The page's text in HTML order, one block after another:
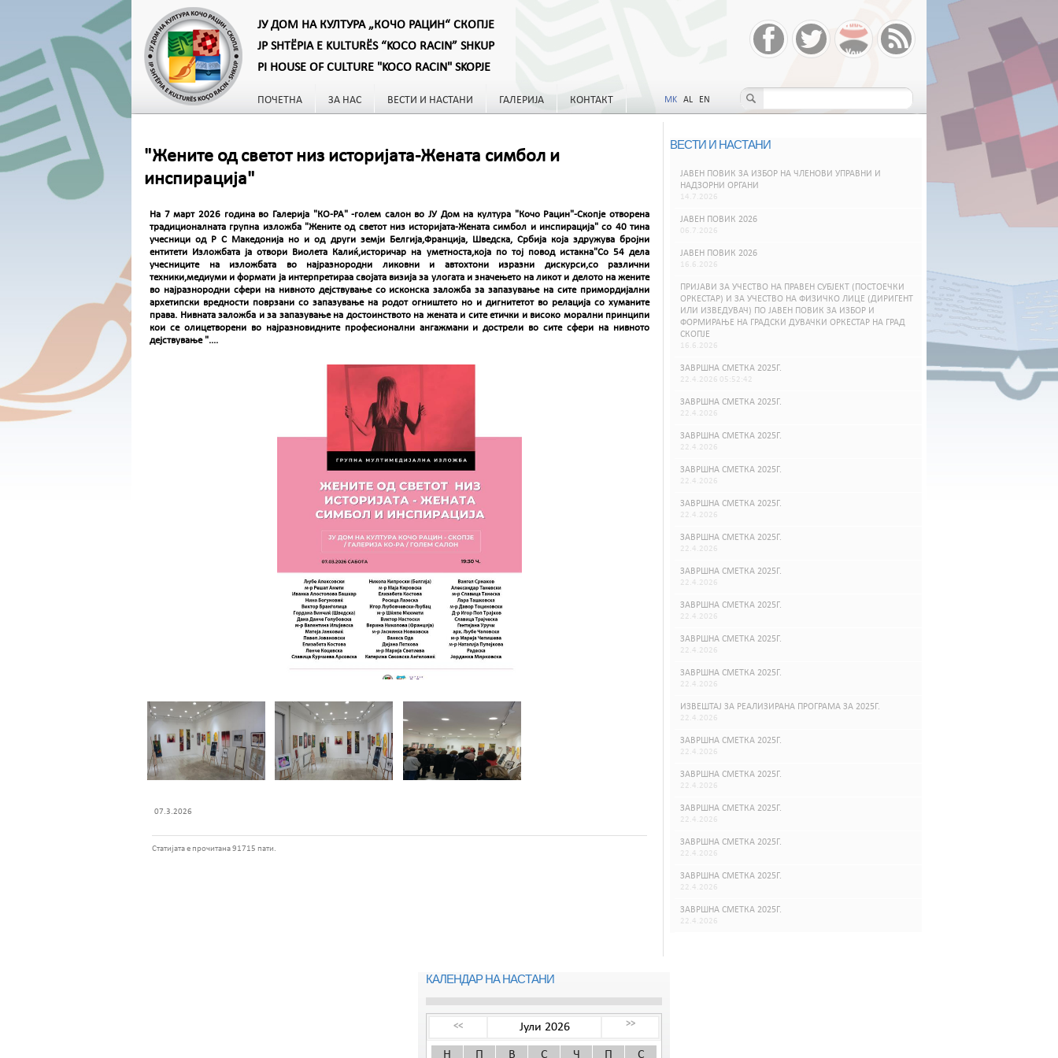
ЈУ ДОМ НА КУЛТУРА „КОЧО РАЦИН“ СКОПЈЕ
JP SHTËPIA E KULTURËS “KOCO RACIN” SHKUP
PI HOUSE OF CULTURE "KOCO RACIN" SKOPJE
ПОЧЕТНА ЗА НАС ВЕСТИ И НАСТАНИ ГАЛЕРИЈА КОНТАКТ MK AL EN
"Жените од светот низ историјата-Жената симбол и
инспирација"
На 7 март 2026 година во Галерија "КО-РА" -голем салон во ЈУ Дом на култура "Кочо Рацин"-Скопје отворена
традиционалната групна изложба "Жените од светот низ историјата-Жената симбол и инспирација" со 40 тина
учесници од Р С Македонија но и од други земји Белгија,Франција, Шведска, Србија која здружува бројни
ентитети Изложбата ја отвори Виолета Калиќ,историчар на уметноста,која по тој повод истакна"Со 54 дела
учесниците на изложбата во најразнородни ликовни и автохтони изразни дискурси,со различни
техники,медиуми и формати ја интерпретираа својата визија за улогата и значењето на ликот и делото на жените
во најразнородни сфери на нивното дејствување со исконска заложба за запазување на сите примордијални
архетипски вредности поврзани со запазување на родот огништето но и дигнитетот во релација со хуманите
права. Нивната заложба и за запазување на достоинството на жената и сите етички и високо морални принципи
кои се олицетворени во најразновидните професионални ангажмани и дострели во сите сфери на нивното
дејствување "....
07.3.2026
Статијата е прочитана 91715 пати.
ВЕСТИ И НАСТАНИ
ЈАВЕН ПОВИК ЗА ИЗБОР НА ЧЛЕНОВИ УПРАВНИ И
НАДЗОРНИ ОРГАНИ
14.7.2026
ЈАВЕН ПОВИК 2026
06.7.2026
ЈАВЕН ПОВИК 2026
16.6.2026
ПРИЈАВИ ЗА УЧЕСТВО НА ПРАВЕН СУБЈЕКТ (ПОСТОЕЧКИ
ОРКЕСТАР) И ЗА УЧЕСТВО НА ФИЗИЧКО ЛИЦЕ (ДИРИГЕНТ
ИЛИ ИЗВЕДУВАЧ) ПО ЈАВЕН ПОВИК ЗА ИЗБОР И
ФОРМИРАЊЕ НА ГРАДСКИ ДУВАЧКИ ОРКЕСТАР НА ГРАД
СКОПЈЕ
16.6.2026
ЗАВРШНА СМЕТКА 2025Г.
22.4.2026 05:52:42
ЗАВРШНА СМЕТКА 2025Г.
22.4.2026
ЗАВРШНА СМЕТКА 2025Г.
22.4.2026
ЗАВРШНА СМЕТКА 2025Г.
22.4.2026
ЗАВРШНА СМЕТКА 2025Г.
22.4.2026
ЗАВРШНА СМЕТКА 2025Г.
22.4.2026
ЗАВРШНА СМЕТКА 2025Г.
22.4.2026
ЗАВРШНА СМЕТКА 2025Г.
22.4.2026
ЗАВРШНА СМЕТКА 2025Г.
22.4.2026
ЗАВРШНА СМЕТКА 2025Г.
22.4.2026
ИЗВЕШТАЈ ЗА РЕАЛИЗИРАНА ПРОГРАМА ЗА 2025Г.
22.4.2026
ЗАВРШНА СМЕТКА 2025Г.
22.4.2026
ЗАВРШНА СМЕТКА 2025Г.
22.4.2026
ЗАВРШНА СМЕТКА 2025Г.
22.4.2026
ЗАВРШНА СМЕТКА 2025Г.
22.4.2026
ЗАВРШНА СМЕТКА 2025Г.
22.4.2026
ЗАВРШНА СМЕТКА 2025Г.
22.4.2026
КАЛЕНДАР НА НАСТАНИ
<< Јули 2026 >>
Н П В С Ч П С